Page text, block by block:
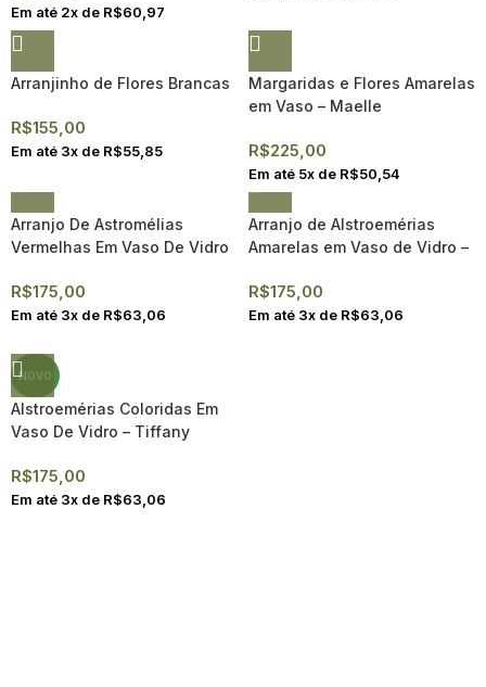
Em até 2x de R$60,97
Arranjinho de Flores Brancas
R$155,00
Em até 3x de R$55,85
Margaridas e Flores Amarelas
em Vaso – Maelle
R$225,00
Em até 5x de R$50,54
Arranjo De Astromélias
Vermelhas Em Vaso De Vidro
R$175,00
Em até 3x de R$63,06
Arranjo de Alstroemérias
Amarelas em Vaso de Vidro –
R$175,00
Em até 3x de R$63,06
NOVO
Alstroemérias Coloridas Em
Vaso De Vidro – Tiffany
R$175,00
Em até 3x de R$63,06